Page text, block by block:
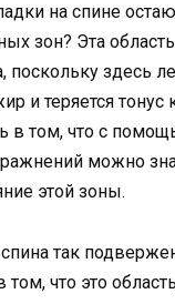
на спине
зон? Эта область
поскольку здесь
и теряется
в том, что с
можно
этой зоны.
так
что это